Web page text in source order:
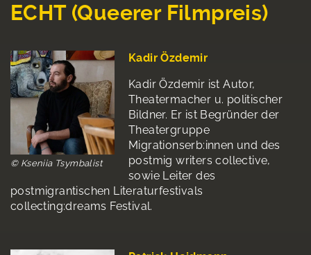
ECHT (Queerer Filmpreis)
© Kseniia Tsymbalist
Kadir Özdemir
Kadir Özdemir ist Autor,
Theatermacher u. politischer
Bildner. Er ist Begründer der
Theatergruppe
Migrationserb:innen und des
postmig writers collective,
sowie Leiter des
postmigrantischen Literaturfestivals
collecting:dreams Festival.